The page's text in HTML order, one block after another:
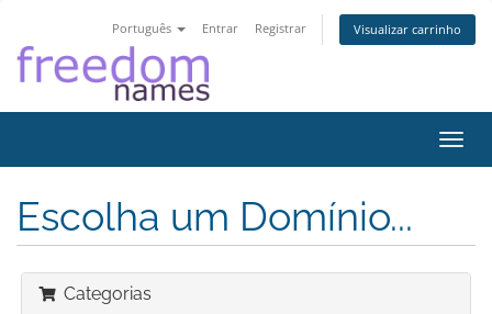
Português Entrar Registrar Visualizar carrinho
Escolha um Domínio...
Categorias